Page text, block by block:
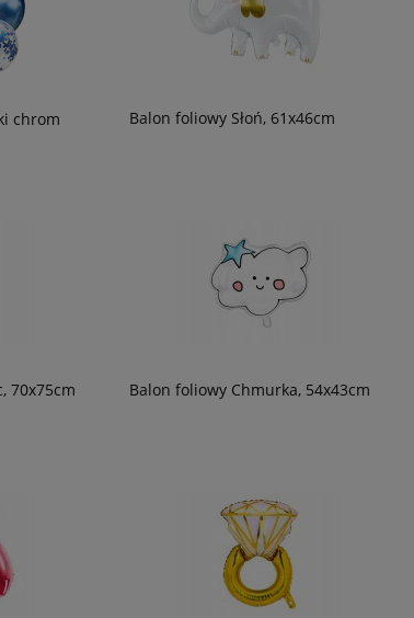
chrom
Balon foliowy Słoń, 61x46cm
70x75cm Balon foliowy Chmurka, 54x43cm